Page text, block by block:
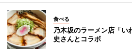
食べる
乃木坂のラーメン店「
史さんとコラボ